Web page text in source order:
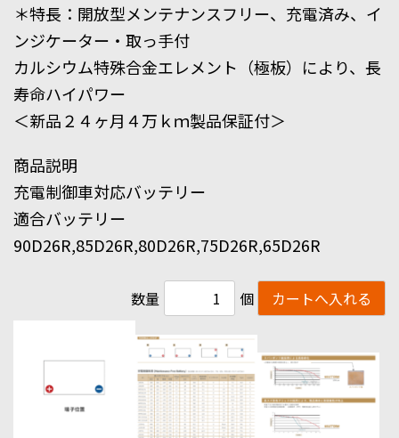
＊特長：開放型メンテナンスフリー、充電済み、イ
ンジケーター・取っ手付
カルシウム特殊合金エレメント（極板）により、長
寿命ハイパワー
＜新品２４ヶ月４万ｋｍ製品保証付＞
商品説明
充電制御車対応バッテリー
適合バッテリー
90D26R,85D26R,80D26R,75D26R,65D26R
数量 個